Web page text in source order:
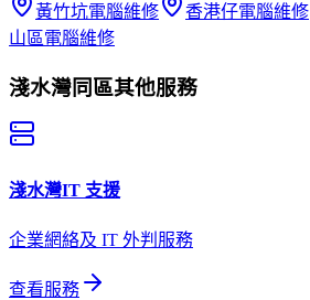
黃竹坑電腦維修 香港仔電腦維修
山區電腦維修
淺水灣同區其他服務
淺水灣IT 支援
企業網絡及 IT 外判服務
查看服務